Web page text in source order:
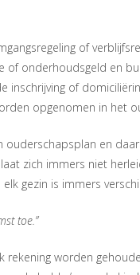
of
of onderhoudsgeld en
of
opgenomen in het
en
zich immers niet
gezin is immers
toe.”
worden